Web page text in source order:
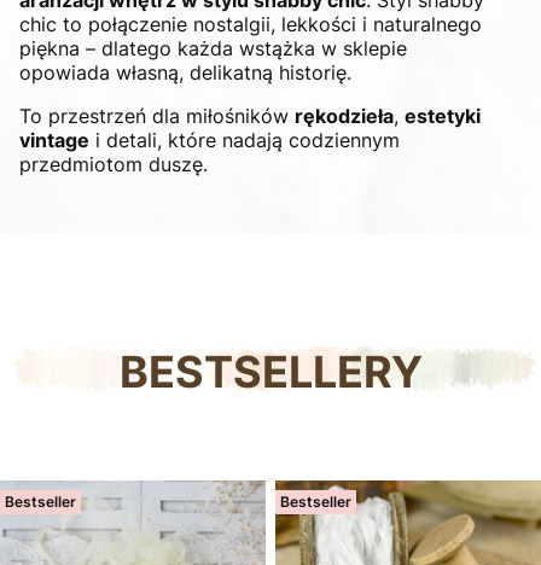
chic to połączenie nostalgii, lekkości i naturalnego
piękna – dlatego każda wstążka w sklepie
opowiada własną, delikatną historię.
To przestrzeń dla miłośników rękodzieła, estetyki
vintage i detali, które nadają codziennym
przedmiotom duszę.
BESTSELLERY
Bestseller Bestseller